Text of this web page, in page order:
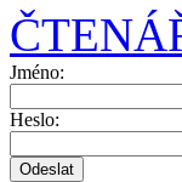
Jméno:
Heslo: